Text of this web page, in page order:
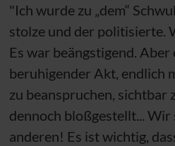
"Ich wurde zu „dem“
stolze und der politisierte.
Es war beängstigend. Aber
beruhigender Akt, endlich
zu beanspruchen, sichtbar
dennoch bloßgestellt... Wir
anderen! Es ist wichtig,